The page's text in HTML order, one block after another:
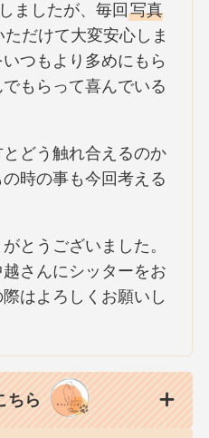
ましたが、毎回写真
だけて大変安心しま
つもより多めにもら
もらって喜んでいる
どう触れ合えるのか
時の事も今回考える
とうございました。
さんにシッターをお
はよろしくお願いし
ちら